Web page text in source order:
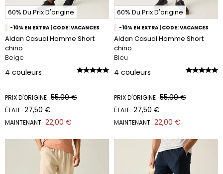
60% Du Prix D'origine
-10% EN EXTRA | CODE: VACANCES
Aldan Casual Homme Short
chino
Beige
4 couleurs
PRIX D'ORIGINE 55,00 €
ÉTAIT 27,50 €
MAINTENANT 22,00 €
60% Du Prix D'origine
-10% EN EXTRA | CODE: VACANCES
Aldan Casual Homme Short
chino
Bleu
4 couleurs
PRIX D'ORIGINE 55,00 €
ÉTAIT 27,50 €
MAINTENANT 22,00 €